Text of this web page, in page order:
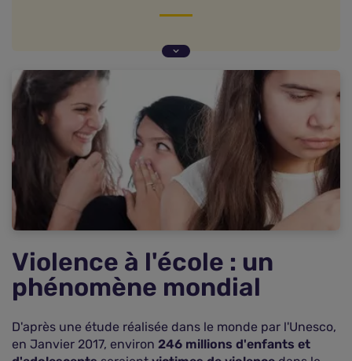
Une technologie environnante, même chez les
plus jeunes
Le cyberharcèlement
Violence à l'école : un
phénomène mondial
D'après une étude réalisée dans le monde par l'Unesco,
en Janvier 2017, environ 246 millions d'enfants et